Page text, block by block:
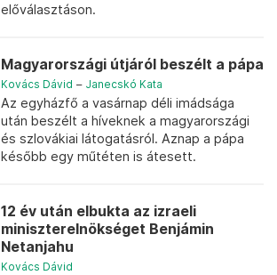
előválasztáson.
Magyarországi útjáról beszélt a pápa
Kovács Dávid – Janecskó Kata
Az egyházfő a vasárnap déli imádsága
után beszélt a híveknek a magyarországi
és szlovákiai látogatásról. Aznap a pápa
később egy műtéten is átesett.
12 év után elbukta az izraeli
miniszterelnökséget Benjámin
Netanjahu
Kovács Dávid